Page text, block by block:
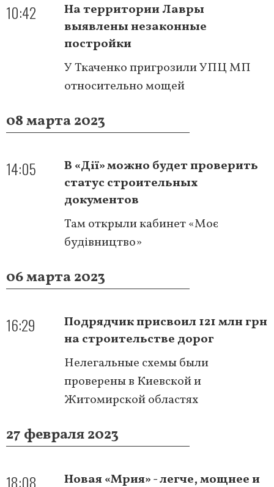
10:42
На территории Лавры
выявлены незаконные
постройки
У Ткаченко пригрозили УПЦ МП
относительно мощей
08 марта 2023
14:05
В «Дії» можно будет проверить
статус строительных
документов
Там открыли кабинет «Моє
будівництво»
06 марта 2023
16:29
Подрядчик присвоил 121 млн грн
на строительстве дорог
Нелегальные схемы были
проверены в Киевской и
Житомирской областях
27 февраля 2023
18:08 Новая «Мрия» - легче, мощнее и